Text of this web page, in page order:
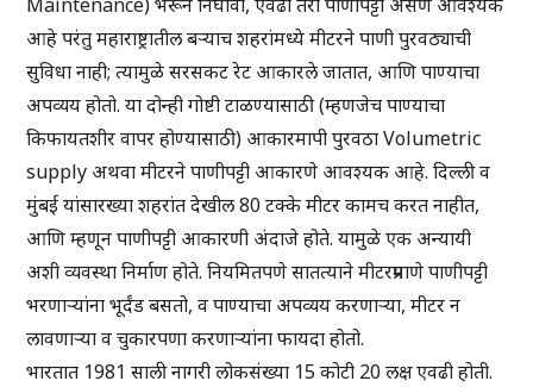
आहे परंतु महाराष्ट्रातील बऱ्याच शहरांमध्ये मीटरने पाणी पुरवठ्याची
सुविधा नाही; त्यामुळे सरसकट रेट आकारले जातात, आणि पाण्याचा
अपव्यय होतो. या दोन्ही गोष्टी टाळण्यासाठी (म्हणजेच पाण्याचा
किफायतशीर वापर होण्यासाठी) आकारमापी पुरवठा Volumetric
supply अथवा मीटरने पाणीपट्टी आकारणे आवश्यक आहे. दिल्ली व
मुंबई यांसारख्या शहरांत देखील 80 टक्के मीटर कामच करत नाहीत,
आणि म्हणून पाणीपट्टी आकारणी अंदाजे होते. यामुळे एक अन्यायी
अशी व्यवस्था निर्माण होते. नियमितपणे सातत्याने मीटरप्रमाणे पाणीपट्टी
भरणाऱ्यांना भूर्दंड बसतो, व पाण्याचा अपव्यय करणाऱ्या, मीटर न
लावणाऱ्या व चुकारपणा करणाऱ्यांना फायदा होतो.
भारतात 1981 साली नागरी लोकसंख्या 15 कोटी 20 लक्ष एवढी होती.